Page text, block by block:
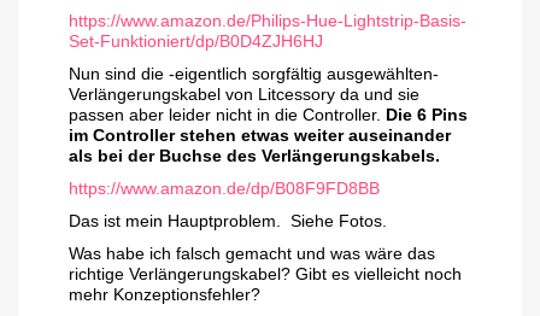
https://www.amazon.de/Philips-Hue-Lightstrip-Basis-
Set-Funktioniert/dp/B0D4ZJH6HJ
Nun sind die -eigentlich sorgfältig ausgewählten-
Verlängerungskabel von Litcessory da und sie
passen aber leider nicht in die Controller. Die 6 Pins
im Controller stehen etwas weiter auseinander
als bei der Buchse des Verlängerungskabels.
https://www.amazon.de/dp/B08F9FD8BB
Das ist mein Hauptproblem. Siehe Fotos.
Was habe ich falsch gemacht und was wäre das
richtige Verlängerungskabel? Gibt es vielleicht noch
mehr Konzeptionsfehler?